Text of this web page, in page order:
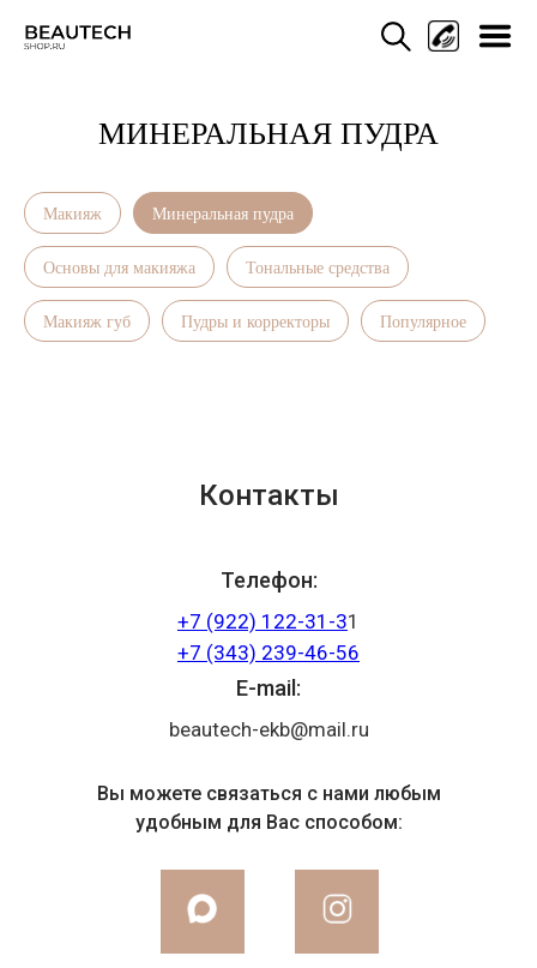
МИНЕРАЛЬНАЯ ПУДРА
Макияж Минеральная пудра
Основы для макияжа Тональные средства
Макияж губ Пудры и корректоры Популярное
Контакты
Телефон:
+7 (922) 122-31-31
+7 (343) 239-46-56
E-mail:
beautech-ekb@mail.ru
Вы можете связаться с нами любым
удобным для Вас способом: